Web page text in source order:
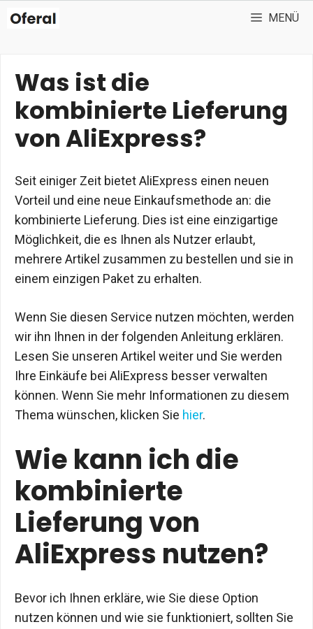
Zum
Inhalt
MENÜ
Was ist die
kombinierte Lieferung
von AliExpress?
Seit einiger Zeit bietet AliExpress einen neuen
Vorteil und eine neue Einkaufsmethode an: die
kombinierte Lieferung. Dies ist eine einzigartige
Möglichkeit, die es Ihnen als Nutzer erlaubt,
mehrere Artikel zusammen zu bestellen und sie in
einem einzigen Paket zu erhalten.
Wenn Sie diesen Service nutzen möchten, werden
wir ihn Ihnen in der folgenden Anleitung erklären.
Lesen Sie unseren Artikel weiter und Sie werden
Ihre Einkäufe bei AliExpress besser verwalten
können. Wenn Sie mehr Informationen zu diesem
Thema wünschen, klicken Sie hier.
Wie kann ich die
kombinierte
Lieferung von
AliExpress nutzen?
Bevor ich Ihnen erkläre, wie Sie diese Option
nutzen können und wie sie funktioniert, sollten Sie